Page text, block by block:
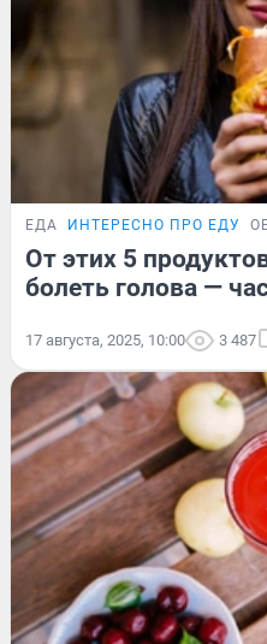
ЕДА ИНТЕРЕСНО ПРО ЕДУ
От этих 5
болеть голова —
17 августа, 2025, 10:00 3 487